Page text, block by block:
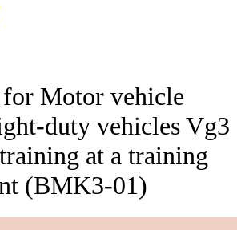
Motor vehicle
duty vehicles Vg3
at a training
(BMK3-01)